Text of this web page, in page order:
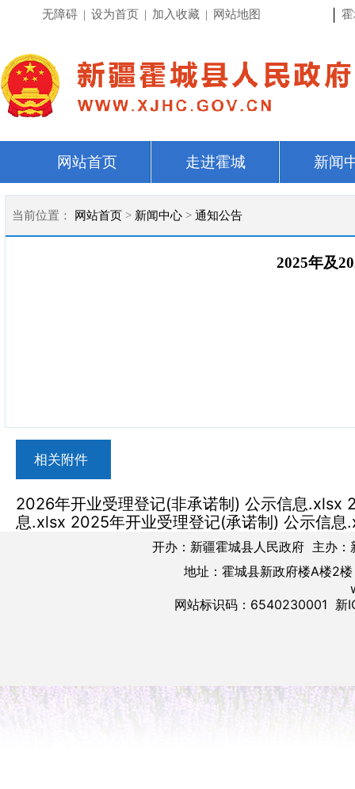
无障碍 | 设为首页 | 加入收藏 | 网站地图
网站首页 走进霍城 新闻
当前位置： 网站首页 > 新闻中心 > 通知公告
2025年及
相关附件
2026年开业受理登记(非承诺制) 公示信息.xlsx
息.xlsx 2025年开业受理登记(承诺制) 公示信息
开办：新疆霍城县人民政府 主办
地址：霍城县新政府楼A楼
网站标识码：6540230001 新